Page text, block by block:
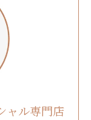
ャル専門店